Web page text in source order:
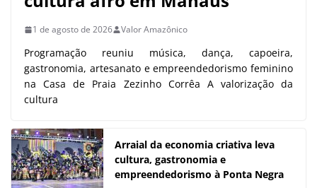
1 de agosto de 2026 Valor Amazônico
Programação reuniu música, dança, capoeira,
gastronomia, artesanato e empreendedorismo feminino
na Casa de Praia Zezinho Corrêa A valorização da
cultura
Arraial da economia criativa leva
cultura, gastronomia e
empreendedorismo à Ponta Negra